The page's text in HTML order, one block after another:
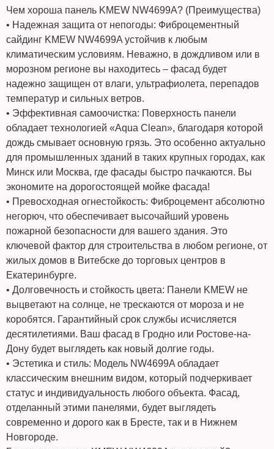
Чем хороша панель KMEW NW4699A? (Преимущества)
• Надежная защита от непогоды: Фиброцементный
сайдинг KMEW NW4699A устойчив к любым
климатическим условиям. Неважно, в дождливом или в
морозном регионе вы находитесь – фасад будет
надежно защищен от влаги, ультрафиолета, перепадов
температур и сильных ветров.
• Эффективная самоочистка: Поверхность панели
обладает технологией «Aqua Clean», благодаря которой
дождь смывает основную грязь. Это особенно актуально
для промышленных зданий в таких крупных городах, как
Минск или Москва, где фасады быстро пачкаются. Вы
экономите на дорогостоящей мойке фасада!
• Превосходная огнестойкость: Фиброцемент абсолютно
негорюч, что обеспечивает высочайший уровень
пожарной безопасности для вашего здания. Это
ключевой фактор для строительства в любом регионе, от
жилых домов в Витебске до торговых центров в
Екатеринбурге.
• Долговечность и стойкость цвета: Панели KMEW не
выцветают на солнце, не трескаются от мороза и не
коробятся. Гарантийный срок службы исчисляется
десятилетиями. Ваш фасад в Гродно или Ростове-на-
Дону будет выглядеть как новый долгие годы.
• Эстетика и стиль: Модель NW4699A обладает
классическим внешним видом, который подчеркивает
статус и индивидуальность любого объекта. Фасад,
отделанный этими панелями, будет выглядеть
современно и дорого как в Бресте, так и в Нижнем
Новгороде.